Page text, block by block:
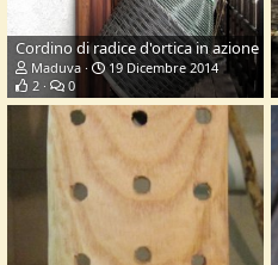
Cordino di radice d'ortica in azione
Maduva
19 Dicembre 2014
2
0